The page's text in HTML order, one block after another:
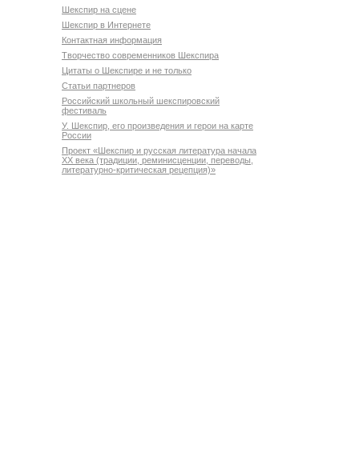
Шекспир на сцене
Шекспир в Интернете
Контактная информация
Творчество современников Шекспира
Цитаты о Шекспире и не только
Статьи партнеров
Российский школьный шекспировский
фестиваль
У. Шекспир, его произведения и герои на карте
России
Проект «Шекспир и русская литература начала
XX века (традиции, реминисценции, переводы,
литературно-критическая рецепция)»